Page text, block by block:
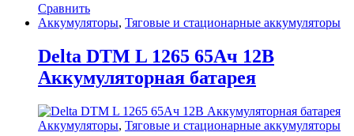
Сравнить
Аккумуляторы, Тяговые и стационарные аккумуляторы
Delta DTM L 1265 65Ач 12В
Аккумуляторная батарея
Аккумуляторы, Тяговые и стационарные аккумуляторы